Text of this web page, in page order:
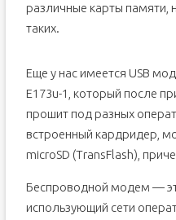
различные карты памяти,
таких.
Еще у нас имеется USB
E173u-1, который после
прошит под разных
встроенный кардридер,
microSD (TransFlash),
Беспроводной модем —
использующий сети